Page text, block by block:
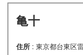
亀十
住所 : 東京都台東区